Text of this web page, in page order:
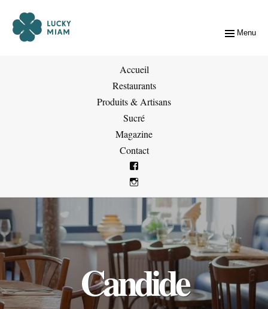
Menu
Accueil
Restaurants
Produits & Artisans
Sucré
Magazine
Contact
Candide